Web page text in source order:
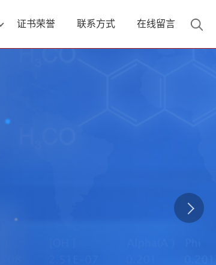
证书荣誉 联系方式 在线留言